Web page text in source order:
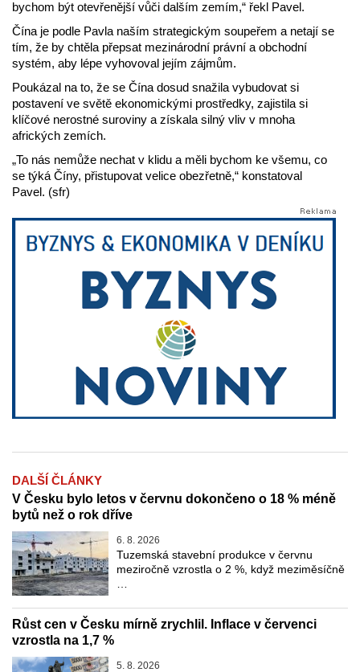
bychom být otevřenější vůči dalším zemím,“ řekl Pavel.
Čína je podle Pavla naším strategickým soupeřem a netají se
tím, že by chtěla přepsat mezinárodní právní a obchodní
systém, aby lépe vyhovoval jejím zájmům.
Poukázal na to, že se Čína dosud snažila vybudovat si
postavení ve světě ekonomickými prostředky, zajistila si
klíčové nerostné suroviny a získala silný vliv v mnoha
afrických zemích.
„To nás nemůže nechat v klidu a měli bychom ke všemu, co
se týká Číny, přistupovat velice obezřetně,“ konstatoval
Pavel. (sfr)
DALŠÍ ČLÁNKY
V Česku bylo letos v červnu dokončeno o 18 % méně
bytů než o rok dříve
6. 8. 2026
Tuzemská stavební produkce v červnu
meziročně vzrostla o 2 %, když meziměsíčně
Růst cen v Česku mírně zrychlil. Inflace v červenci
vzrostla na 1,7 %
5. 8. 2026